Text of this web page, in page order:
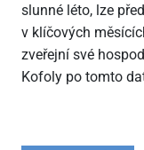
slunné léto, lze
v klíčových
zveřejní své
Kofoly po tomto